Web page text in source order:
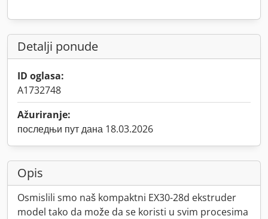
Detalji ponude
ID oglasa:
A1732748
Ažuriranje:
последњи пут дана 18.03.2026
Opis
Osmislili smo naš kompaktni EX30-28d ekstruder
model tako da može da se koristi u svim procesima